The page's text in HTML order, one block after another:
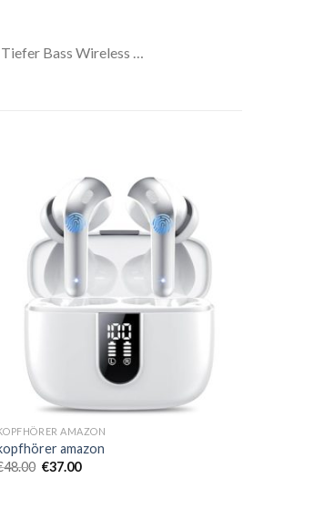
Bass Wireless …
AMAZON
amazon
48.00 €37.00